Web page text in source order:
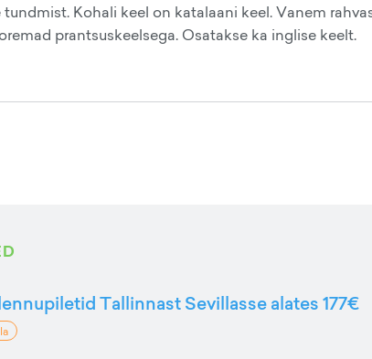
Kohali keel on katalaani keel. Vanem
prantsuskeelsega. Osatakse ka inglise keelt.
Tallinnast Sevillasse alates 177€